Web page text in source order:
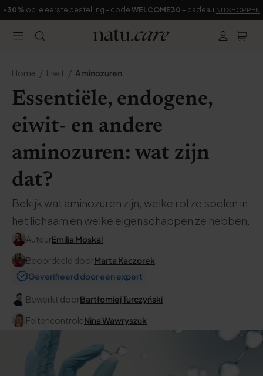
-30% op je eerste bestelling - code WELCOME30 + cadeau NU SHOPPEN
Home Eiwit Aminozuren
Essentiële, endogene,
eiwit- en andere
aminozuren: wat zijn
dat?
Bekijk wat aminozuren zijn, welke rol ze spelen in
het lichaam en welke eigenschappen ze hebben.
AuteurEmilia Moskal
Beoordeeld doorMarta Kaczorek
Geverifieerd door een expert
Bewerkt doorBartłomiej Turczyński
FeitencontroleNina Wawryszuk